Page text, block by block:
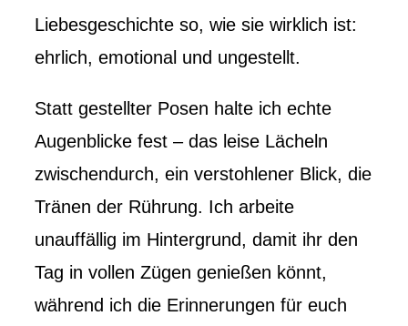
Liebesgeschichte so, wie sie wirklich ist:
ehrlich, emotional und ungestellt.
Statt gestellter Posen halte ich echte
Augenblicke fest – das leise Lächeln
zwischendurch, ein verstohlener Blick, die
Tränen der Rührung. Ich arbeite
unauffällig im Hintergrund, damit ihr den
Tag in vollen Zügen genießen könnt,
während ich die Erinnerungen für euch